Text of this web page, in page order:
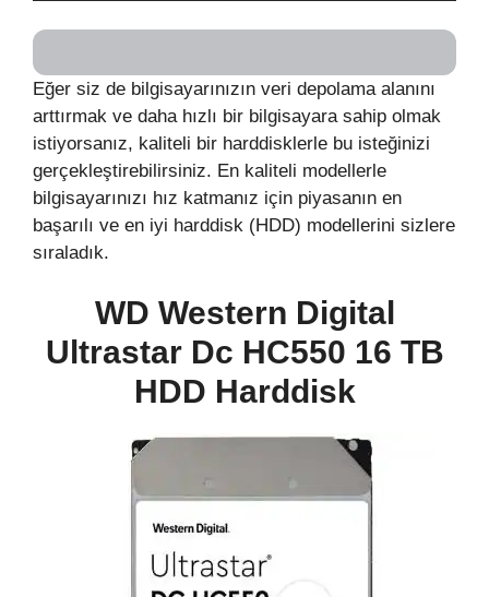
Eğer siz de bilgisayarınızın veri depolama alanını
arttırmak ve daha hızlı bir bilgisayara sahip olmak
istiyorsanız, kaliteli bir harddisklerle bu isteğinizi
gerçekleştirebilirsiniz. En kaliteli modellerle
bilgisayarınızı hız katmanız için piyasanın en
başarılı ve en iyi harddisk (HDD) modellerini sizlere
sıraladık.
WD Western Digital
Ultrastar Dc HC550 16 TB
HDD Harddisk